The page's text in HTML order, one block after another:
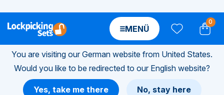
0
MENÜ
You are visiting our German website from United States.
Would you like to be redirected to our English website?
Yes, take me there No, stay here